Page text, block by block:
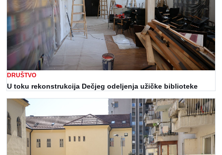
DRUŠTVO
U toku rekonstrukcija Dečjeg odeljenja užičke biblioteke